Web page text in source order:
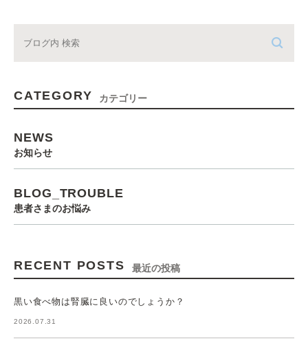
CATEGORY カテゴリー
NEWS
お知らせ
BLOG_TROUBLE
患者さまのお悩み
RECENT POSTS 最近の投稿
黒い食べ物は腎臓に良いのでしょうか？
2026.07.31